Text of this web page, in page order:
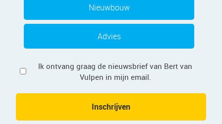
Nieuwbouw
Advies
Privacy
Ik ontvang graag de nieuwsbrief van Bert van
Vulpen in mijn email.
Inschrijven